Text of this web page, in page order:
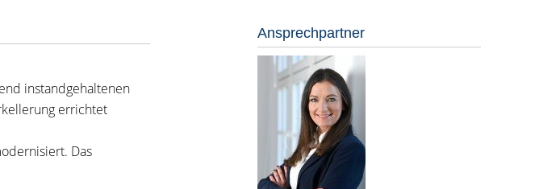
instandgehaltenen
errichtet
Das
Ansprechpartner